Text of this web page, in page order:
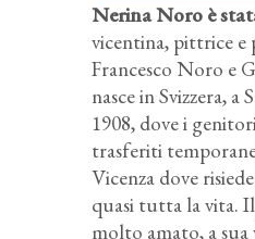
Nerina Noro è
vicentina, pittrice e
Francesco Noro e
nasce in Svizzera, a
1908, dove i
trasferiti
Vicenza dove
quasi tutta la vita.
molto amato, a